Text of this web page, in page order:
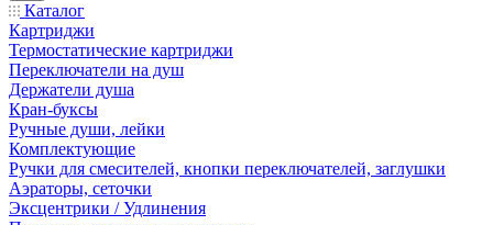
Каталог
Картриджи
Термостатические картриджи
Переключатели на душ
Держатели душа
Кран-буксы
Ручные души, лейки
Комплектующие
Ручки для смесителей, кнопки переключателей, заглушки
Аэраторы, сеточки
Эксцентрики / Удлинения